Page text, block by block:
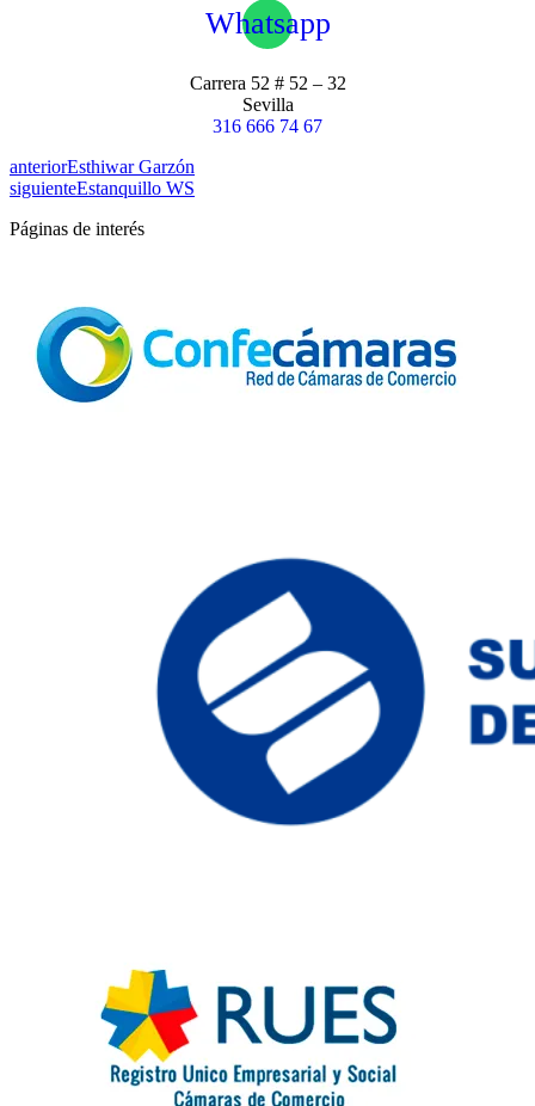
Whatsapp
Carrera 52 # 52 – 32
Sevilla
316 666 74 67
anteriorEsthiwar Garzón
siguienteEstanquillo WS
Páginas de interés